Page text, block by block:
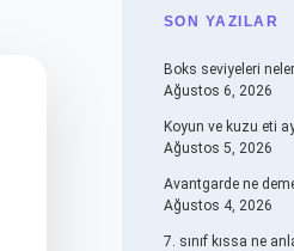
SON YAZILAR
Boks seviyeleri
Ağustos 6, 2026
Koyun ve kuzu eti
Ağustos 5, 2026
Avantgarde ne
Ağustos 4, 2026
7. sınıf kıssa ne